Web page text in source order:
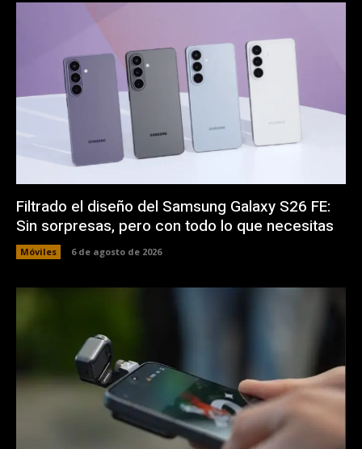
Filtrado el diseño del Samsung Galaxy S26 FE:
Sin sorpresas, pero con todo lo que necesitas
Móviles 6 de agosto de 2026